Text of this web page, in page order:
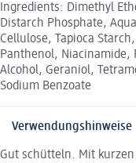
Ingredients: Dimethyl
Distarch Phosphate,
Cellulose, Tapioca
Panthenol, Niacinamide,
Alcohol, Geraniol,
Sodium Benzoate
Verwendungshinweise
Gut schütteln. Mit kurzen